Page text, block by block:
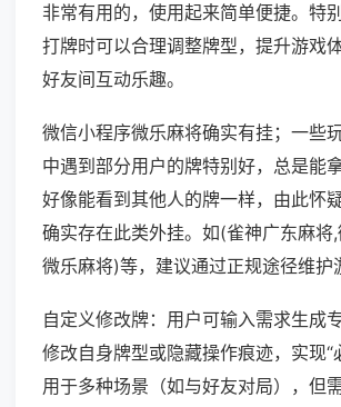
非常有用的，使用起来简单便捷。特
打牌时可以合理调整牌型，提升游戏
好友间互动乐趣。
微信小程序微乐麻将确实有挂；一些
中遇到部分用户的牌特别好，总是能
好像能看到其他人的牌一样，由此怀
确实存在此类外挂。如(雀神广东麻将
微乐麻将)等，建议通过正规途径维护
自定义修改牌：用户可输入需求生成
修改自身牌型或隐藏操作痕迹，实现“
用于多种场景（如与好友对局），但